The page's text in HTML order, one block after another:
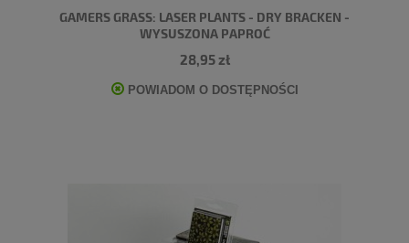
GAMERS GRASS: LASER PLANTS - DRY BRACKEN -
WYSUSZONA PAPROĆ
28,95 zł
POWIADOM O DOSTĘPNOŚCI